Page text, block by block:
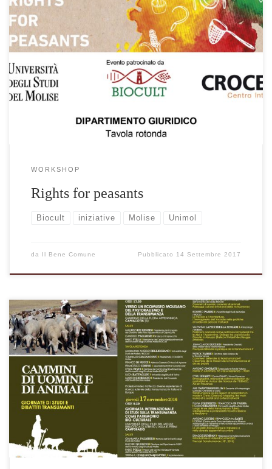
WORKSHOP
Rights for peasants
Biocult iniziative Molise Unimol
da Il Bene Comune Pubblicato 14 Settembre 2017